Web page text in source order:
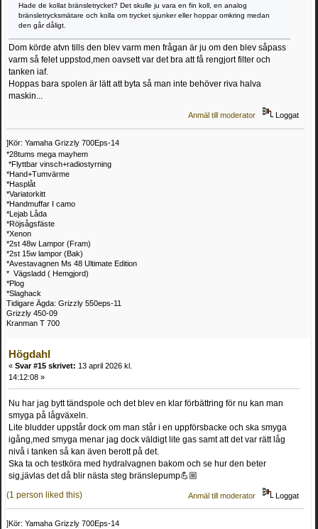
Hade de kollat bränsletrycket? Det skulle ju vara en fin koll, en analog
bränsletrycksmätare och kolla om trycket sjunker eller hoppar omkring medan
den går dåligt.
Dom körde atvn tills den blev varm men frågan är ju om den blev såpass
varm så felet uppstod,men oavsett var det bra att få rengjort filter och
tanken iaf.
Hoppas bara spolen är lätt att byta så man inte behöver riva halva
maskin...
Anmäl till moderator Loggat
]Kör: Yamaha Grizzly 700Eps-14
*28tums mega mayhem
*Flyttbar vinsch+radiostyrning
*Hand+Tumvärme
*Hasplåt
*Variatorkitt
*Handmuffar I camo
*Lejab Låda
*Röjsågsfäste
*Xenon
*2st 48w Lampor (Fram)
*2st 15w lampor (Bak)
*Avestavagnen Ms 48 Ultimate Edition
* Vägsladd ( Hemgjord)
*Plog
*Slaghack
Tidigare Ägda: Grizzly 550eps-11
Grizzly 450-09
Kranman T 700
Högdahl
« Svar #15 skrivet: 13 april 2026 kl.
14:12:08 »
Nu har jag bytt tändspole och det blev en klar förbättring för nu kan man
smyga på lågväxeln.
Lite bludder uppstår dock om man står i en uppförsbacke och ska smyga
igång,med smyga menar jag dock väldigt lite gas samt att det var rätt låg
nivå i tanken så kan även berott på det.
Ska ta och testköra med hydralvagnen bakom och se hur den beter
sig,jävlas det då blir nästa steg bränslepump💪🏼
Anmäl till moderator Loggat
(1 person liked this)
]Kör: Yamaha Grizzly 700Eps-14